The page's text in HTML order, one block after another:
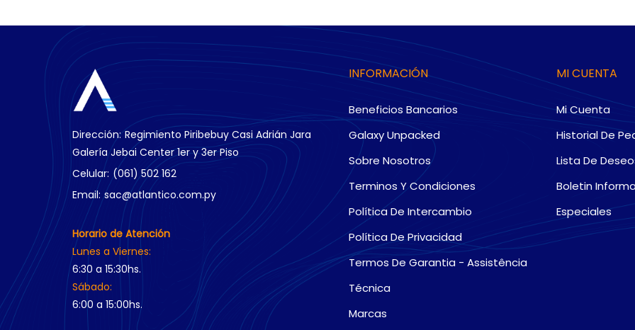
Dirección: Regimiento Piribebuy Casi Adrián Jara
Galería Jebai Center 1er y 3er Piso
Celular: (061) 502 162
Email: sac@atlantico.com.py
Horario de Atención
Lunes a Viernes:
6:30 a 15:30hs.
Sábado:
6:00 a 15:00hs.
INFORMACIÓN
Beneficios Bancarios
Galaxy Unpacked
Sobre Nosotros
Terminos Y Condiciones
Política De Intercambio
Política De Privacidad
Termos De Garantia - Assistência
Técnica
Marcas
MI CUENTA
Mi Cuenta
Historial De
Lista De
Boletin
Especiales